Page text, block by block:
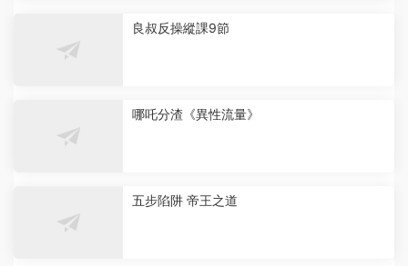
良叔反操縱課9節
哪吒分渣《異性流量》
五步陷阱 帝王之道